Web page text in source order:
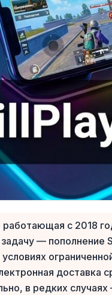
с 2018
— пополнение
условиях
доставка
в редких